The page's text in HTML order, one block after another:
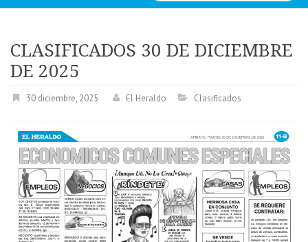
CLASIFICADOS 30 DE DICIEMBRE
DE 2025
30 diciembre, 2025 El Heraldo Clasificados